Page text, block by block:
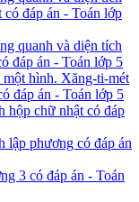
có đáp án - Toán lớp
quanh và diện tích
đáp án - Toán lớp 5
một hình. Xăng-ti-mét
đáp án - Toán lớp 5
hộp chữ nhật có đáp
lập phương có đáp án
3 có đáp án - Toán